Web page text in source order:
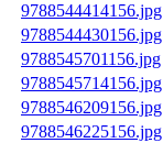
9788544414156.jpg
9788544430156.jpg
9788545701156.jpg
9788545714156.jpg
9788546209156.jpg
9788546225156.jpg